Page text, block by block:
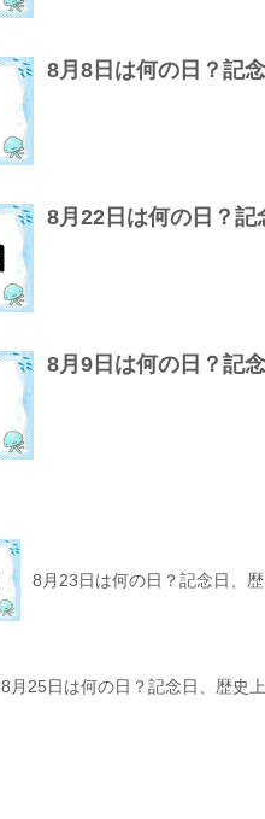
8月8日は何の日？記
8月22日は何の日？
8月9日は何の日？記
8月23日は何の日？記念日、
8月25日は何の日？記念日、歴史